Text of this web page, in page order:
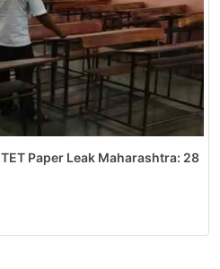
TET Paper Leak Maharashtra: 28